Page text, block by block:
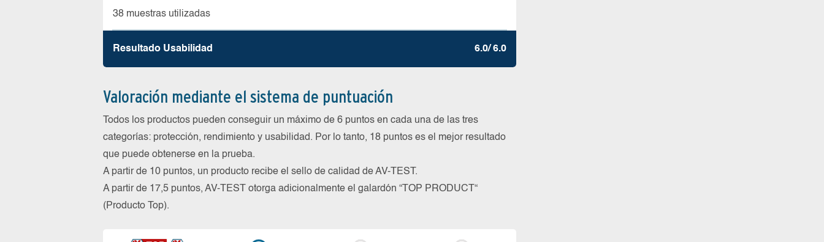
38 muestras utilizadas
Resultado Usabilidad 6.0/ 6.0
Valoración mediante el sistema de puntuación
Todos los productos pueden conseguir un máximo de 6 puntos en cada una de las tres
categorías: protección, rendimiento y usabilidad. Por lo tanto, 18 puntos es el mejor resultado
que puede obtenerse en la prueba.
A partir de 10 puntos, un producto recibe el sello de calidad de AV-TEST.
A partir de 17,5 puntos, AV-TEST otorga adicionalmente el galardón “TOP PRODUCT“
(Producto Top).